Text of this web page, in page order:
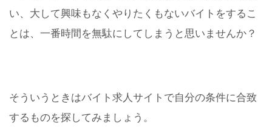
い、大して興味もなくやりたくもないバイトをするこ
とは、一番時間を無駄にしてしまうと思いませんか？
そういうときはバイト求人サイトで自分の条件に合致
するものを探してみましょう。